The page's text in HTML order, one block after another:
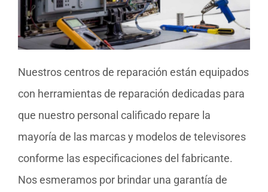
Nuestros centros de reparación están equipados
con herramientas de reparación dedicadas para
que nuestro personal calificado repare la
mayoría de las marcas y modelos de televisores
conforme las especificaciones del fabricante.
Nos esmeramos por brindar una garantía de